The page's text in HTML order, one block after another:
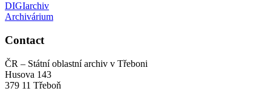
DIGIarchiv
Archivárium
Contact
ČR – Státní oblastní archiv v Třeboni
Husova 143
379 11 Třeboň